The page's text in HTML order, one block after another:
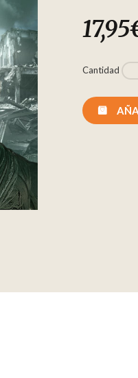
17,95
Cantidad